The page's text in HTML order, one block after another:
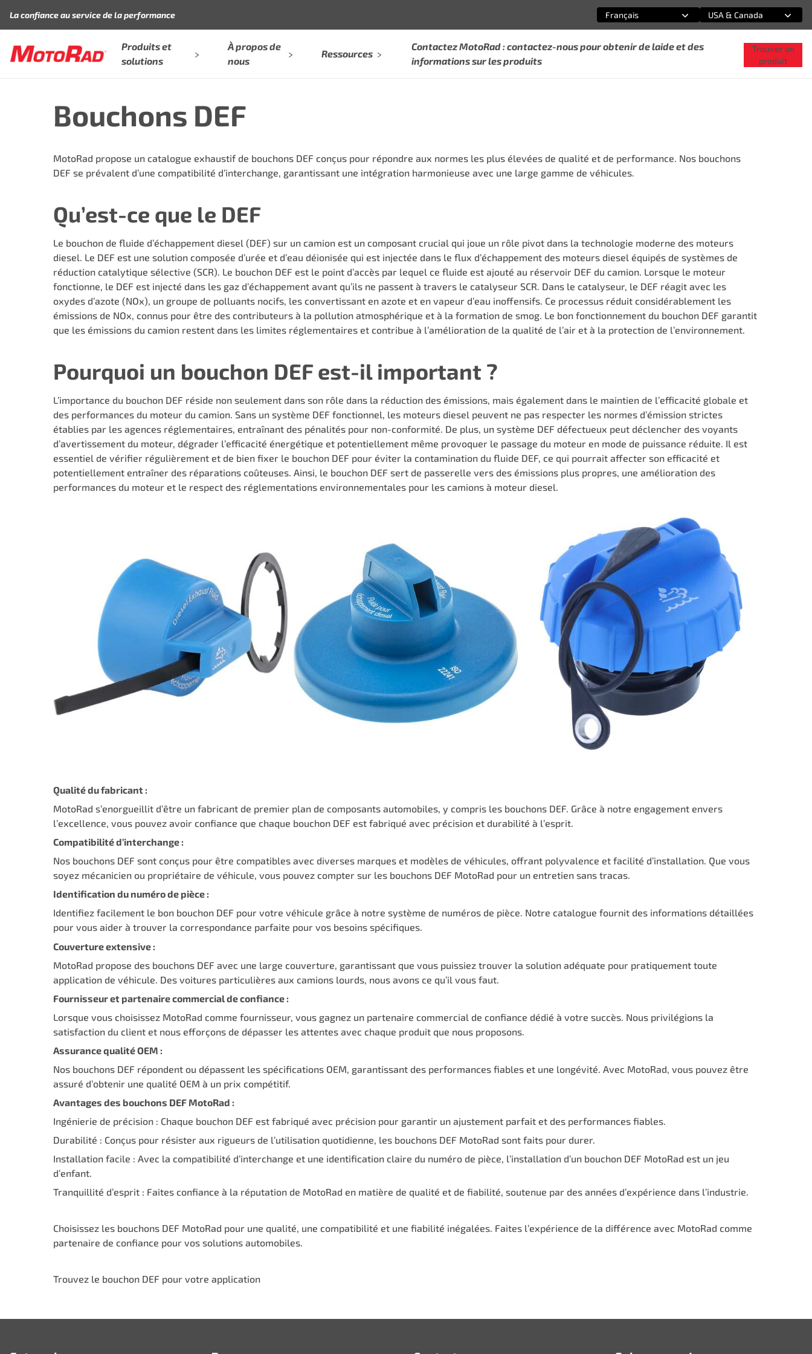
La confiance au service de la performance
Sélectionnez une option
Français
Sélectionnez une option
USA & Canada
Produits et
solutions
À propos de
nous
Ressources
Contactez MotoRad : contactez-nous pour obtenir de laide et des
informations sur les produits
Trouver un
produit
Bouchons DEF
MotoRad propose un catalogue exhaustif de bouchons DEF conçus pour répondre aux normes les plus élevées de qualité et de performance. Nos bouchons
DEF se prévalent d’une compatibilité d’interchange, garantissant une intégration harmonieuse avec une large gamme de véhicules.
Qu’est-ce que le DEF
Le bouchon de fluide d’échappement diesel (DEF) sur un camion est un composant crucial qui joue un rôle pivot dans la technologie moderne des moteurs
diesel. Le DEF est une solution composée d’urée et d’eau déionisée qui est injectée dans le flux d’échappement des moteurs diesel équipés de systèmes de
réduction catalytique sélective (SCR). Le bouchon DEF est le point d’accès par lequel ce fluide est ajouté au réservoir DEF du camion. Lorsque le moteur
fonctionne, le DEF est injecté dans les gaz d’échappement avant qu’ils ne passent à travers le catalyseur SCR. Dans le catalyseur, le DEF réagit avec les
oxydes d’azote (NOx), un groupe de polluants nocifs, les convertissant en azote et en vapeur d’eau inoffensifs. Ce processus réduit considérablement les
émissions de NOx, connus pour être des contributeurs à la pollution atmosphérique et à la formation de smog. Le bon fonctionnement du bouchon DEF garantit
que les émissions du camion restent dans les limites réglementaires et contribue à l’amélioration de la qualité de l’air et à la protection de l’environnement.
Pourquoi un bouchon DEF est-il important ?
L’importance du bouchon DEF réside non seulement dans son rôle dans la réduction des émissions, mais également dans le maintien de l’efficacité globale et
des performances du moteur du camion. Sans un système DEF fonctionnel, les moteurs diesel peuvent ne pas respecter les normes d’émission strictes
établies par les agences réglementaires, entraînant des pénalités pour non-conformité. De plus, un système DEF défectueux peut déclencher des voyants
d’avertissement du moteur, dégrader l’efficacité énergétique et potentiellement même provoquer le passage du moteur en mode de puissance réduite. Il est
essentiel de vérifier régulièrement et de bien fixer le bouchon DEF pour éviter la contamination du fluide DEF, ce qui pourrait affecter son efficacité et
potentiellement entraîner des réparations coûteuses. Ainsi, le bouchon DEF sert de passerelle vers des émissions plus propres, une amélioration des
performances du moteur et le respect des réglementations environnementales pour les camions à moteur diesel.
Qualité du fabricant :
MotoRad s’enorgueillit d’être un fabricant de premier plan de composants automobiles, y compris les bouchons DEF. Grâce à notre engagement envers
l’excellence, vous pouvez avoir confiance que chaque bouchon DEF est fabriqué avec précision et durabilité à l’esprit.
Compatibilité d’interchange :
Nos bouchons DEF sont conçus pour être compatibles avec diverses marques et modèles de véhicules, offrant polyvalence et facilité d’installation. Que vous
soyez mécanicien ou propriétaire de véhicule, vous pouvez compter sur les bouchons DEF MotoRad pour un entretien sans tracas.
Identification du numéro de pièce :
Identifiez facilement le bon bouchon DEF pour votre véhicule grâce à notre système de numéros de pièce. Notre catalogue fournit des informations détaillées
pour vous aider à trouver la correspondance parfaite pour vos besoins spécifiques.
Couverture extensive :
MotoRad propose des bouchons DEF avec une large couverture, garantissant que vous puissiez trouver la solution adéquate pour pratiquement toute
application de véhicule. Des voitures particulières aux camions lourds, nous avons ce qu’il vous faut.
Fournisseur et partenaire commercial de confiance :
Lorsque vous choisissez MotoRad comme fournisseur, vous gagnez un partenaire commercial de confiance dédié à votre succès. Nous privilégions la
satisfaction du client et nous efforçons de dépasser les attentes avec chaque produit que nous proposons.
Assurance qualité OEM :
Nos bouchons DEF répondent ou dépassent les spécifications OEM, garantissant des performances fiables et une longévité. Avec MotoRad, vous pouvez être
assuré d’obtenir une qualité OEM à un prix compétitif.
Avantages des bouchons DEF MotoRad :
Ingénierie de précision : Chaque bouchon DEF est fabriqué avec précision pour garantir un ajustement parfait et des performances fiables.
Durabilité : Conçus pour résister aux rigueurs de l’utilisation quotidienne, les bouchons DEF MotoRad sont faits pour durer.
Installation facile : Avec la compatibilité d’interchange et une identification claire du numéro de pièce, l’installation d’un bouchon DEF MotoRad est un jeu
d’enfant.
Tranquillité d’esprit : Faites confiance à la réputation de MotoRad en matière de qualité et de fiabilité, soutenue par des années d’expérience dans l’industrie.
Choisissez les bouchons DEF MotoRad pour une qualité, une compatibilité et une fiabilité inégalées. Faites l’expérience de la différence avec MotoRad comme
partenaire de confiance pour vos solutions automobiles.
Trouvez le bouchon DEF pour votre application